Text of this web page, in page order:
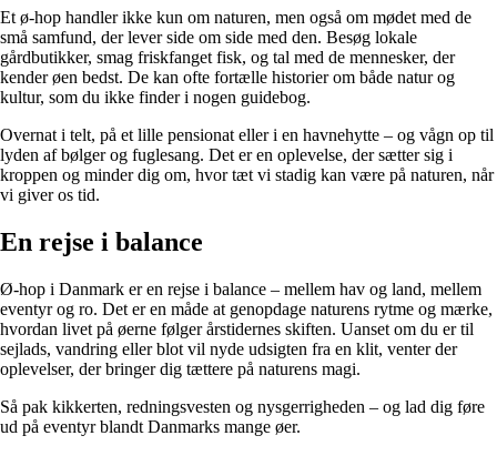
Et ø-hop handler ikke kun om naturen, men også om mødet med de
små samfund, der lever side om side med den. Besøg lokale
gårdbutikker, smag friskfanget fisk, og tal med de mennesker, der
kender øen bedst. De kan ofte fortælle historier om både natur og
kultur, som du ikke finder i nogen guidebog.
Overnat i telt, på et lille pensionat eller i en havnehytte – og vågn op til
lyden af bølger og fuglesang. Det er en oplevelse, der sætter sig i
kroppen og minder dig om, hvor tæt vi stadig kan være på naturen, når
vi giver os tid.
En rejse i balance
Ø-hop i Danmark er en rejse i balance – mellem hav og land, mellem
eventyr og ro. Det er en måde at genopdage naturens rytme og mærke,
hvordan livet på øerne følger årstidernes skiften. Uanset om du er til
sejlads, vandring eller blot vil nyde udsigten fra en klit, venter der
oplevelser, der bringer dig tættere på naturens magi.
Så pak kikkerten, redningsvesten og nysgerrigheden – og lad dig føre
ud på eventyr blandt Danmarks mange øer.